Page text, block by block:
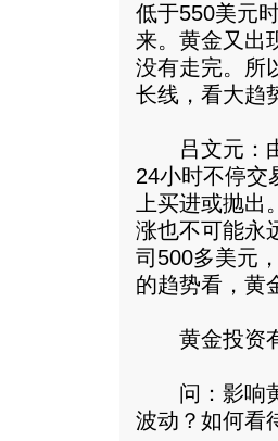
低于550美元
来。黄金又出
没有走完。所
长线，看大趋
吕文元：由
24小时不停交
上买进或抛
涨也不可能永
司500多美元
的趋势看，黄
黄金投资
问：影响黄
波动？如何看